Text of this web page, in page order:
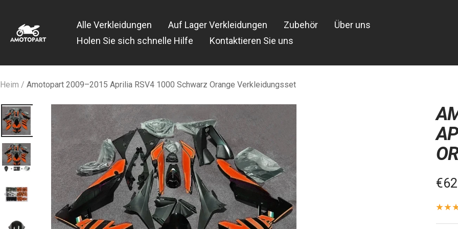
Inhalt
springen
Alle Verkleidungen Auf Lager Verkleidungen Zubehör
Über uns
Holen Sie sich schnelle Hilfe
Kontaktieren Sie uns
Heim Amotopart 2009–2015 Aprilia RSV4 1000 Schwarz Orange Verkleidungsset